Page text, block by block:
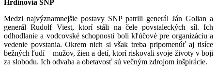
Hrdinovia SNP
Medzi najvýznamnejšie postavy SNP patrili generál Ján Golian a
generál Rudolf Viest, ktorí stáli na čele povstaleckých síl. Ich
odhodlanie a vodcovské schopnosti boli kľúčové pre organizáciu a
vedenie povstania. Okrem nich si však treba pripomenúť aj tisíce
bežných ľudí – mužov, žien a detí, ktorí riskovali svoje životy v boji
za slobodu. Ich odvaha a obetavosť sú večným zdrojom inšpirácie.